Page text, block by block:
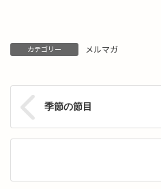
カテゴリー メルマガ
季節の節目